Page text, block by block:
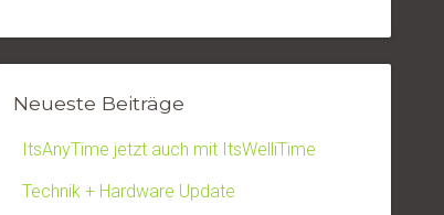
Neueste Beiträge
ItsAnyTime jetzt auch mit ItsWelliTime
Technik + Hardware Update